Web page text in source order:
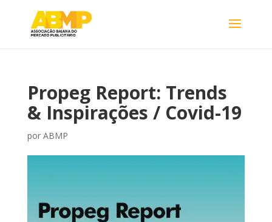
Propeg Report: Trends
& Inspirações / Covid-19
por ABMP